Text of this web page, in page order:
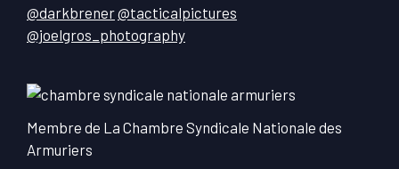
@darkbrener@tacticalpictures
@joelgros_photography
Membre de La Chambre Syndicale Nationale des
Armuriers